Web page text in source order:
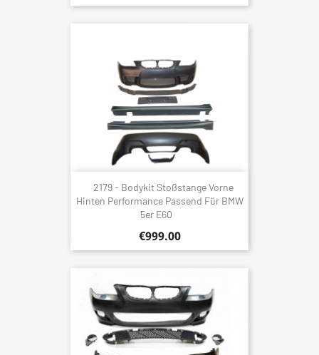
2179 - Bodykit Stoßstange Vorne
Hinten Performance Passend Für BMW
5er E60
€999.00